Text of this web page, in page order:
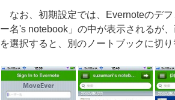
なお、初期設定では、Evernoteのデ
ー名's notebook」の中が表示されるが
を選択すると、別のノートブックに切り